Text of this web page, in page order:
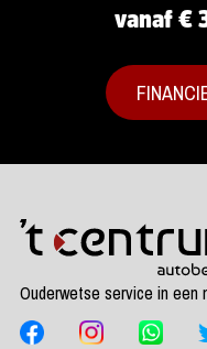
vanaf €
Ouderwetse service in een